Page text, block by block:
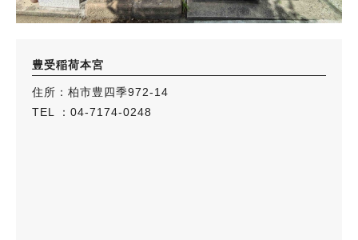
豊受稲荷本宮
住所：柏市豊四季972-14
TEL ：04-7174-0248